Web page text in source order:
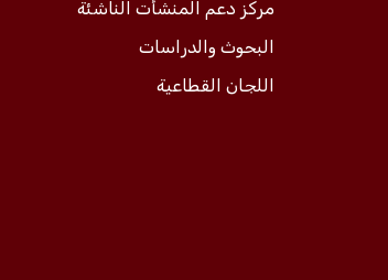
مركز دعم المنشأت الناشئة
البحوث والدراسات
اللجان القطاعية